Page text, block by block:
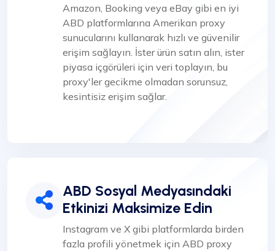
Amazon, Booking veya eBay gibi en iyi
ABD platformlarına Amerikan proxy
sunucularını kullanarak hızlı ve güvenilir
erişim sağlayın. İster ürün satın alın, ister
piyasa içgörüleri için veri toplayın, bu
proxy'ler gecikme olmadan sorunsuz,
kesintisiz erişim sağlar.
ABD Sosyal Medyasındaki
Etkinizi Maksimize Edin
Instagram ve X gibi platformlarda birden
fazla profili yönetmek için ABD proxy